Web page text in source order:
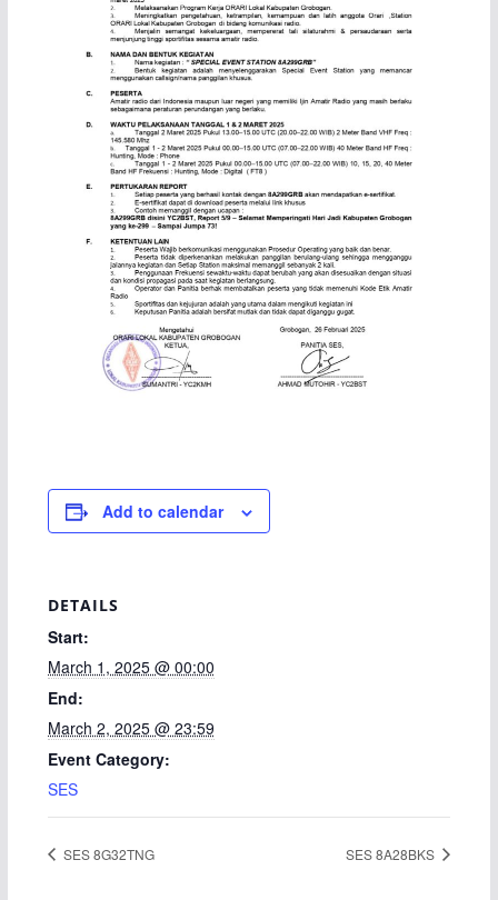
Add to calendar
DETAILS
Start:
March 1, 2025 @ 00:00
End:
March 2, 2025 @ 23:59
Event Category:
SES
SES 8G32TNG SES 8A28BKS